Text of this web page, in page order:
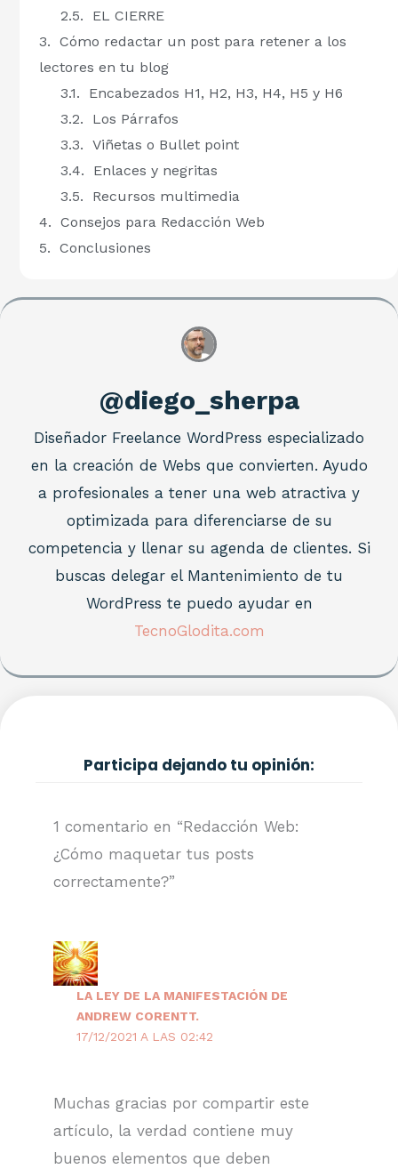
EL CIERRE
Cómo redactar un post para retener a los
lectores en tu blog
Encabezados H1, H2, H3, H4, H5 y H6
Los Párrafos
Viñetas o Bullet point
Enlaces y negritas
Recursos multimedia
Consejos para Redacción Web
Conclusiones
@diego_sherpa
Diseñador Freelance WordPress especializado
en la creación de Webs que convierten. Ayudo
a profesionales a tener una web atractiva y
optimizada para diferenciarse de su
competencia y llenar su agenda de clientes. Si
buscas delegar el Mantenimiento de tu
WordPress te puedo ayudar en
TecnoGlodita.com
Participa dejando tu opinión:
1 comentario en “Redacción Web:
¿Cómo maquetar tus posts
correctamente?”
LA LEY DE LA MANIFESTACIÓN DE
ANDREW CORENTT.
17/12/2021 A LAS 02:42
Muchas gracias por compartir este
artículo, la verdad contiene muy
buenos elementos que deben